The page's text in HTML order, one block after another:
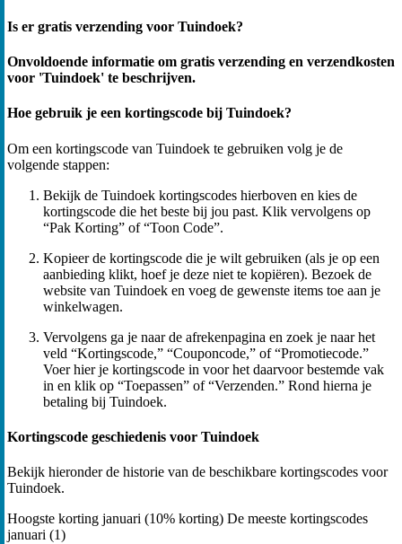
Is er gratis verzending voor Tuindoek?
Onvoldoende informatie om gratis verzending en verzendkosten
voor 'Tuindoek' te beschrijven.
Hoe gebruik je een kortingscode bij Tuindoek?
Om een kortingscode van Tuindoek te gebruiken volg je de
volgende stappen:
Bekijk de Tuindoek kortingscodes hierboven en kies de
kortingscode die het beste bij jou past. Klik vervolgens op
“Pak Korting” of “Toon Code”.
Kopieer de kortingscode die je wilt gebruiken (als je op een
aanbieding klikt, hoef je deze niet te kopiëren). Bezoek de
website van Tuindoek en voeg de gewenste items toe aan je
winkelwagen.
Vervolgens ga je naar de afrekenpagina en zoek je naar het
veld “Kortingscode,” “Couponcode,” of “Promotiecode.”
Voer hier je kortingscode in voor het daarvoor bestemde vak
in en klik op “Toepassen” of “Verzenden.” Rond hierna je
betaling bij Tuindoek.
Kortingscode geschiedenis voor Tuindoek
Bekijk hieronder de historie van de beschikbare kortingscodes voor
Tuindoek.
Hoogste korting januari (10% korting) De meeste kortingscodes
januari (1)